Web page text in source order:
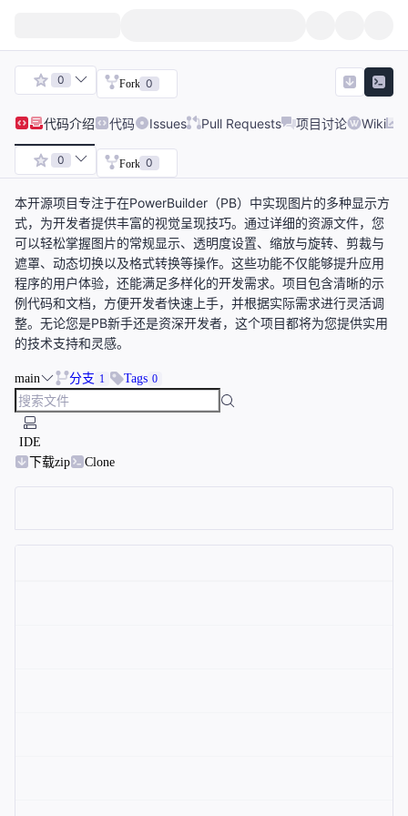
0 Fork 0
代码介绍 代码 Issues Pull Requests 项目讨论 Wiki
0 Fork 0
本开源项目专注于在PowerBuilder（PB）中实现图片的多种显示方
式，为开发者提供丰富的视觉呈现技巧。通过详细的资源文件，您
可以轻松掌握图片的常规显示、透明度设置、缩放与旋转、剪裁与
遮罩、动态切换以及格式转换等操作。这些功能不仅能够提升应用
程序的用户体验，还能满足多样化的开发需求。项目包含清晰的示
例代码和文档，方便开发者快速上手，并根据实际需求进行灵活调
整。无论您是PB新手还是资深开发者，这个项目都将为您提供实用
的技术支持和灵感。
main 分支 1 Tags 0
IDE
下载zip
Clone